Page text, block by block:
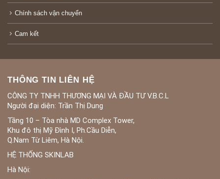
Chính sách vận chuyển
Cam kết
THÔNG TIN LIÊN HỆ
CÔNG TY TNHH THƯƠNG MẠI VÀ ĐẦU TƯ V.B.C.L
Người đại diện: Trần Thị Dung
Tầng 10 – Tòa nhà MD Complex Tower,
Khu đô thị Mỹ Đình I, Ph.Cầu Diễn,
Q.Nam Từ Liêm, Hà Nội.
HỆ THỐNG SKINLAB
Hà Nội: